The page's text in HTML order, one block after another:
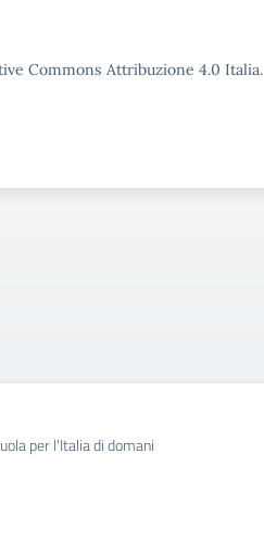
Commons Attribuzione 4.0 Italia.
per l'Italia di domani